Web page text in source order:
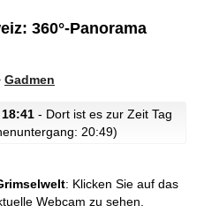
360°-Panorama
Gadmen
- Dort ist es zur Zeit Tag
20:49)
: Klicken Sie auf das
Webcam zu sehen.